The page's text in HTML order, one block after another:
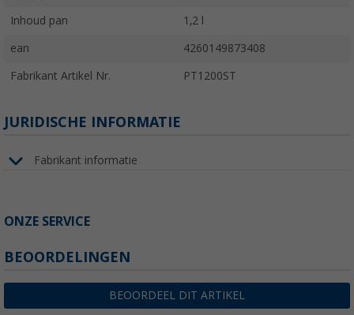
Inhoud pan 1,2 l
ean 4260149873408
Fabrikant Artikel Nr. PT1200ST
JURIDISCHE INFORMATIE
Fabrikant informatie
ONZE SERVICE
BEOORDELINGEN
BEOORDEEL DIT ARTIKEL